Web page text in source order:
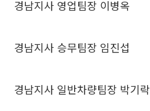
경남지사 영업팀장 이병옥
경남지사 승무팀장 임진섭
경남지사 일반차량팀장 박기락